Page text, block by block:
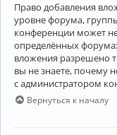
Право добавления
уровне форума,
конференции может
определённых
вложения разрешено
вы не знаете, почему
с администратором
Вернуться к началу